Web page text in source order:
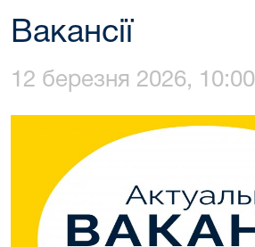
Вакансії
12 березня 2026, 10:00